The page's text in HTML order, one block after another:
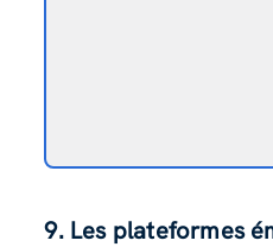
9. Les plateformes